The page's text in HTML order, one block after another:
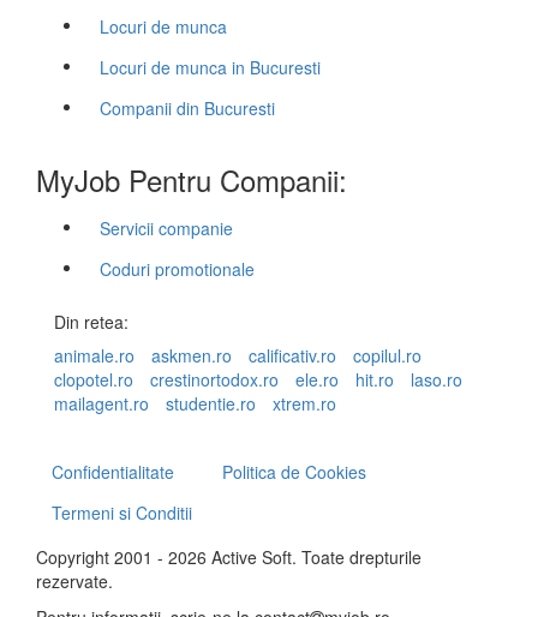
Locuri de munca
Locuri de munca in Bucuresti
Companii din Bucuresti
MyJob Pentru Companii:
Servicii companie
Coduri promotionale
Din retea:
animale.ro
askmen.ro calificativ.ro
copilul.ro
clopotel.ro
crestinortodox.ro ele.ro hit.ro
laso.ro
mailagent.ro
studentie.ro xtrem.ro
Confidentialitate
Politica de Cookies
Termeni si Conditii
Copyright 2001 - 2026 Active Soft. Toate drepturile
rezervate.